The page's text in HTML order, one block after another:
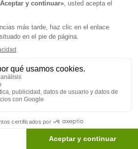
de mayores en Navarra:
y alrededores